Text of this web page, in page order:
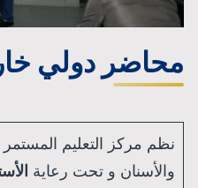
محاضر دولي
نظم مركز التعليم
والأسنان و تحت رعاية